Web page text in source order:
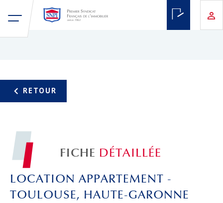
FICHE DÉTAILLÉE
LOCATION APPARTEMENT -
TOULOUSE, HAUTE-GARONNE